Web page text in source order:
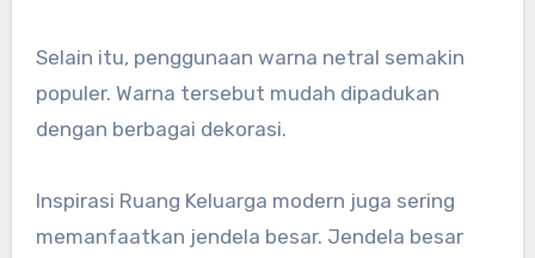
Selain itu, penggunaan warna netral semakin
populer. Warna tersebut mudah dipadukan
dengan berbagai dekorasi.
Inspirasi Ruang Keluarga modern juga sering
memanfaatkan jendela besar. Jendela besar